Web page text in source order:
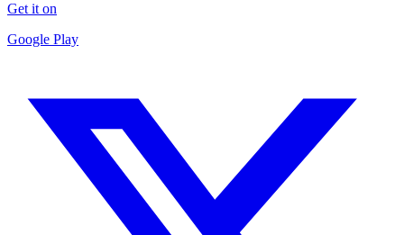
Get it on
Google Play